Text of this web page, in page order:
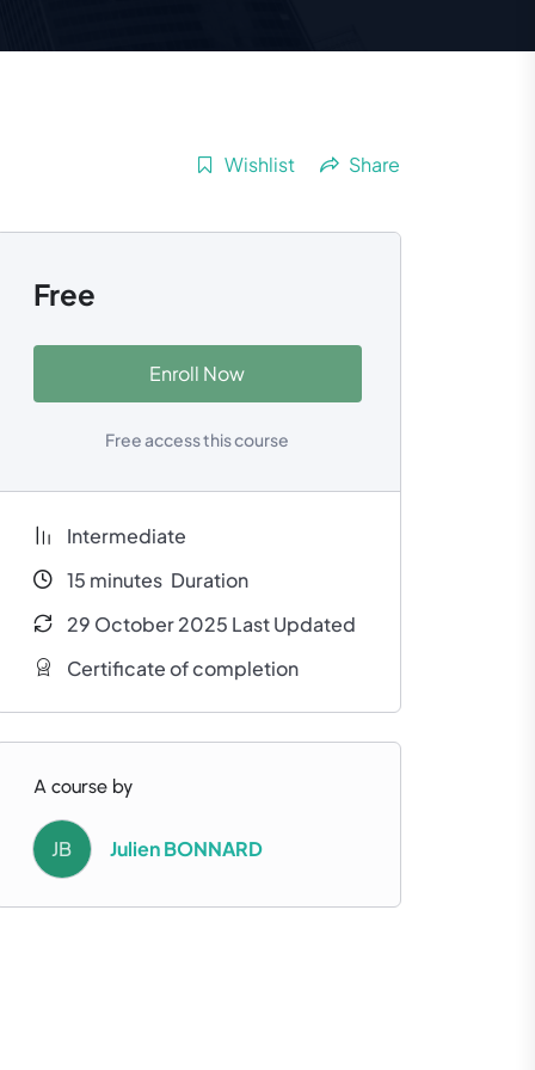
Wishlist Share
Free
Enroll Now
Free access this course
Intermediate
15 minutes Duration
29 October 2025 Last Updated
Certificate of completion
A course by
JB Julien BONNARD